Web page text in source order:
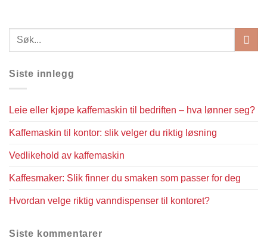
Siste innlegg
Leie eller kjøpe kaffemaskin til bedriften – hva lønner seg?
Kaffemaskin til kontor: slik velger du riktig løsning
Vedlikehold av kaffemaskin
Kaffesmaker: Slik finner du smaken som passer for deg
Hvordan velge riktig vanndispenser til kontoret?
Siste kommentarer